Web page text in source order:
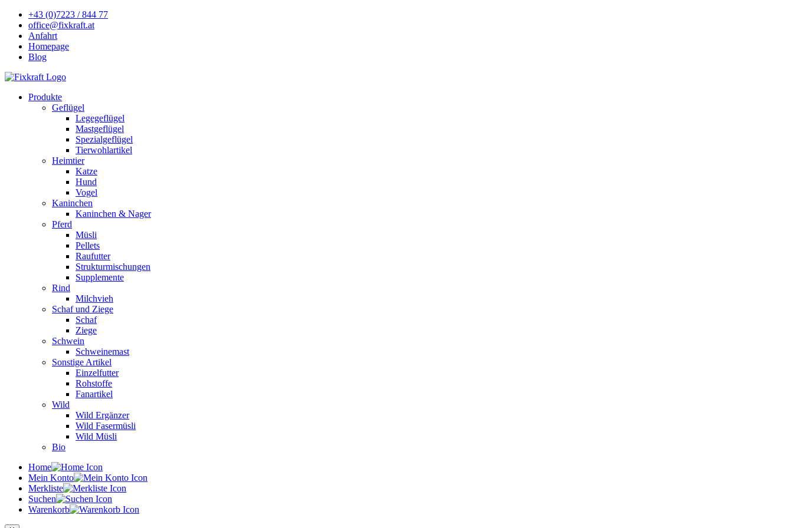
+43 (0)7223 / 844 77
office@fixkraft.at
Anfahrt
Homepage
Blog
Produkte
Geflügel
Legegeflügel
Mastgeflügel
Spezialgeflügel
Tierwohlartikel
Heimtier
Katze
Hund
Vogel
Kaninchen
Kaninchen & Nager
Pferd
Müsli
Pellets
Raufutter
Strukturmischungen
Supplemente
Rind
Milchvieh
Schaf und Ziege
Schaf
Ziege
Schwein
Schweinemast
Sonstige Artikel
Einzelfutter
Rohstoffe
Fanartikel
Wild
Wild Ergänzer
Wild Fasermüsli
Wild Müsli
Bio
Home
Mein Konto
Merkliste
Suchen
Warenkorb